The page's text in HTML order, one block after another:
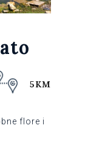
5KM
flore i